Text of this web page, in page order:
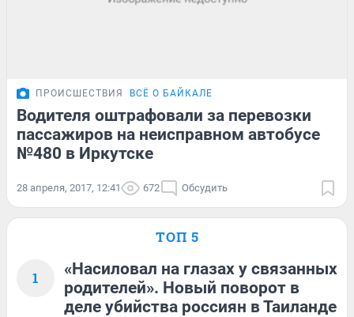
ПРОИСШЕСТВИЯ ВСЁ О БАЙКАЛЕ
Водителя оштрафовали за перевозки
пассажиров на неисправном автобусе
№480 в Иркутске
28 апреля, 2017, 12:41 672 Обсудить
ТОП 5
1
«Насиловал на глазах у связанных
родителей». Новый поворот в
деле убийства россиян в Таиланде